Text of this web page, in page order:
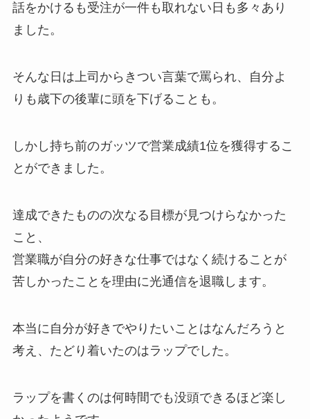
話をかけるも受注が一件も取れない日も多々あり
ました。
そんな日は上司からきつい言葉で罵られ、自分よ
りも歳下の後輩に頭を下げることも。
しかし持ち前のガッツで営業成績1位を獲得するこ
とができました。
達成できたものの次なる目標が見つけらなかった
こと、
営業職が自分の好きな仕事ではなく続けることが
苦しかったことを理由に光通信を退職します。
本当に自分が好きでやりたいことはなんだろうと
考え、たどり着いたのはラップでした。
ラップを書くのは何時間でも没頭できるほど楽し